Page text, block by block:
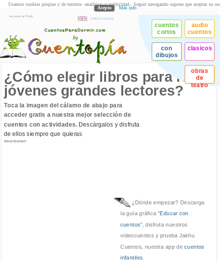
acceso al Club
Children Stories
cuentos
cortos
audio
cuentos
con
dibujos
clasicos
obras
de
teatro
¿Cómo elegir libros para los
jóvenes grandes lectores?
Toca la imagen del cálamo de abajo para
acceder gratis a nuestra mejor selección de
cuentos con actividades.Descárgalos y disfruta
de ellos siempre que quieras
Advertisement
¿Dónde empezar? Descarga
la guía gráfica "Educar con
cuentos", disfruta nuestros
videocuentos y prueba Jakhu
Cuentos, nuestra app decuentos
infantiles.
Usamos cookies propias y de terceros -analíticas y publicidad-. Seguir navegando supone que aceptas su
Acepto Más info